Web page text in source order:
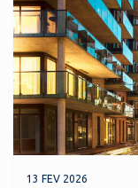
13 FEV 2026